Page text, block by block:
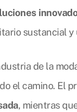
sustancial
de la
el camino. El
, mientras